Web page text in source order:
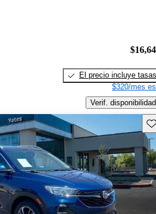
El precio incluye tasas
$320/mes
Verif. disponibilidad